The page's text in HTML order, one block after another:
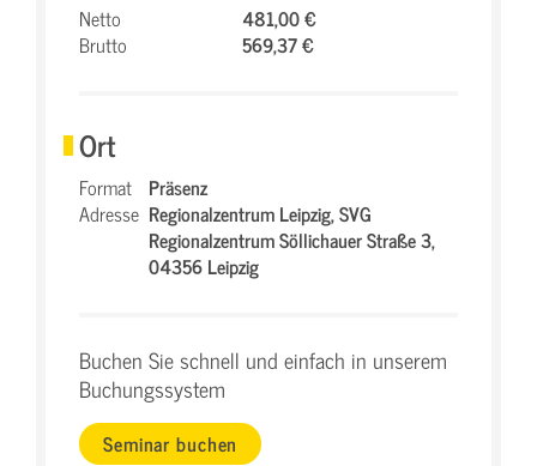
Netto
481,00 €
Brutto
569,37 €
Ort
Format Präsenz
Adresse Regionalzentrum Leipzig,SVG
Regionalzentrum Söllichauer Straße 3,
04356 Leipzig
Buchen Sie schnell und einfach in unserem
Buchungssystem
Seminar buchen